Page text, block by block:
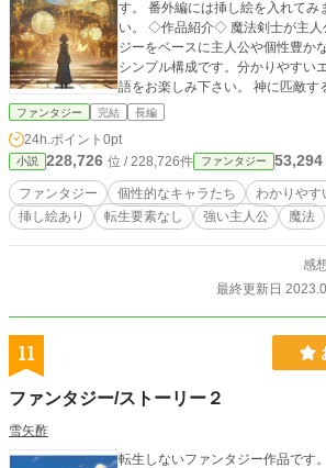
す。 番外編には挿し絵を入れてみ
い。 ◇作品紹介◇ 魔法剣士が主人公のお話です。 ファンタ
ジーをベースに主人公や個性豊か
シンプル構成です。分かりやすい
語をお楽しみ下さい。 神に匹敵す
にご期待下さい。 (内容紹介の詳細はお手数ですが第一期をご
正いたします。修正により本編内
ません 表紙:イラストAC yumazi
ファンタジー 完結 長編
24h.ポイント 0pt
小説 228,726 位 / 228,726件 ファンタジー 53,294
ファンタジー 個性的なキャラたち わかりやす
挿し絵あり
転生要素なし 強い主人公 魔法
感
最終更新日
11
ファンタジー/ストーリー２
雪矢酢
転生しないファンタジー作品です